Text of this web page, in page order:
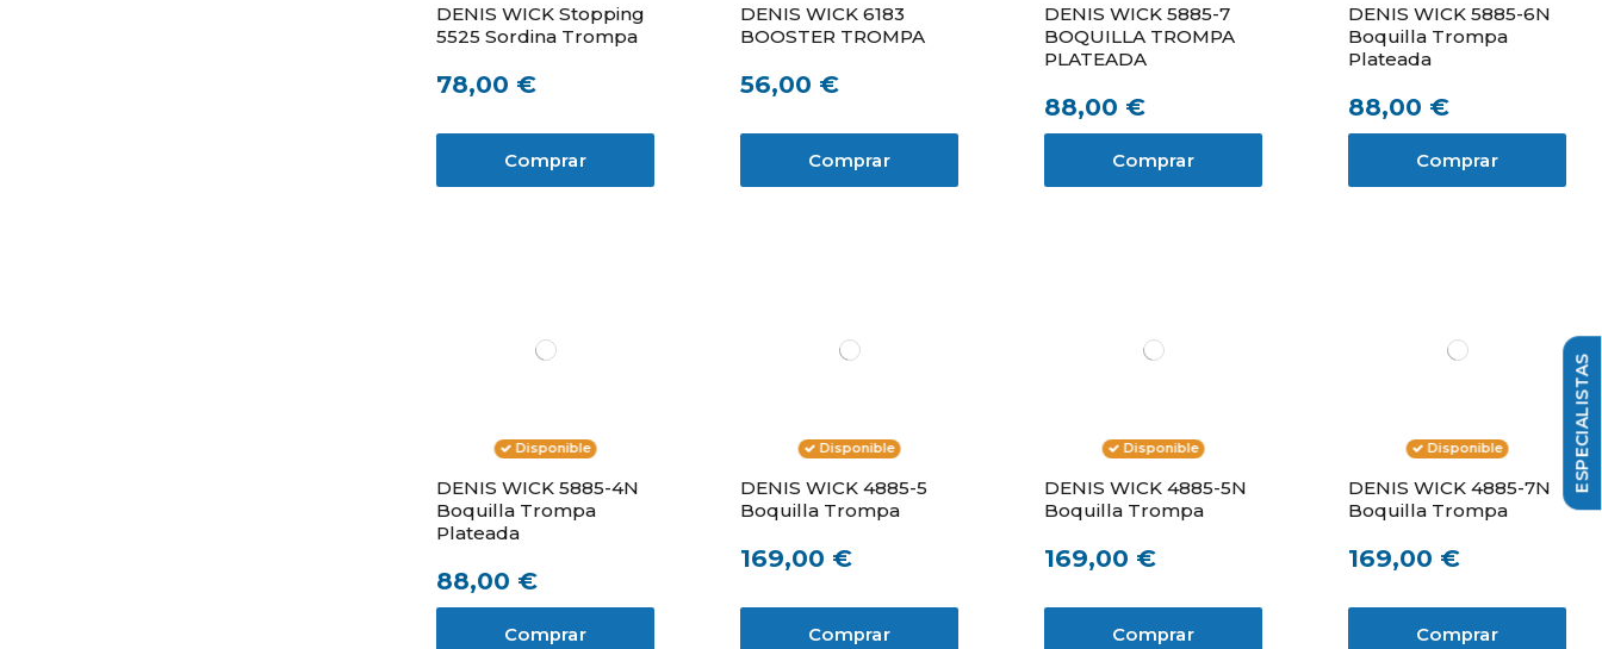
DENIS WICK Stopping
5525 Sordina Trompa
78,00 €
Comprar
DENIS WICK 6183
BOOSTER TROMPA
56,00 €
Comprar
DENIS WICK 5885-7
BOQUILLA TROMPA
PLATEADA
88,00 €
Comprar
DENIS WICK 5885-6N
Boquilla Trompa
Plateada
88,00 €
Comprar
Disponible
DENIS WICK 5885-4N
Boquilla Trompa
Plateada
88,00 €
Comprar
Disponible
DENIS WICK 4885-5
Boquilla Trompa
169,00 €
Comprar
Disponible
DENIS WICK 4885-5N
Boquilla Trompa
169,00 €
Comprar
Disponible
DENIS WICK 4885-7N
Boquilla Trompa
169,00 €
Comprar